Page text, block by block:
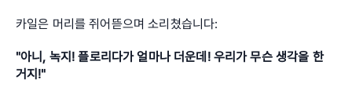
카일은 머리를 쥐어뜯으며 소리쳤습니다:
"아니, 녹지! 플로리다가 얼마나 더운데! 우리가 무슨 생각을 한
거지!"